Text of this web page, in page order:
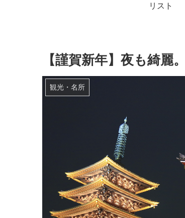
リスト
【謹賀新年】夜も綺麗
観光・名所